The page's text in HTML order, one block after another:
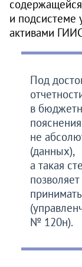
и подсистеме
активами
Под
в
не
(данных),
а такая
№ 120н).